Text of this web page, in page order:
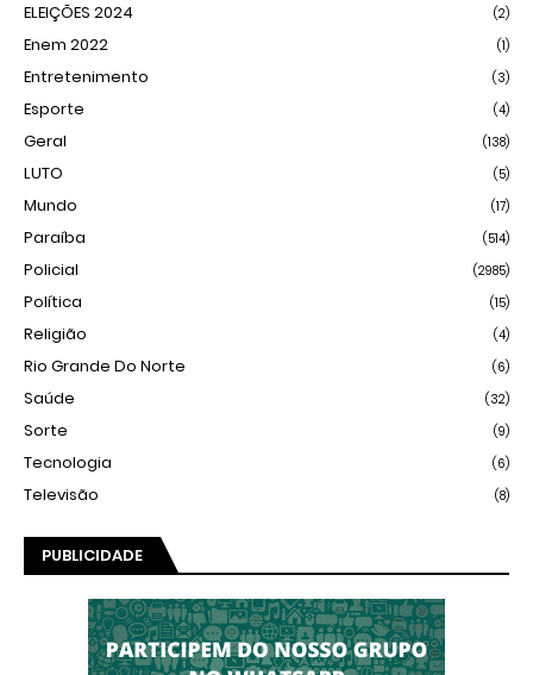
ELEIÇÕES 2024 (2)
Enem 2022 (1)
Entretenimento (3)
Esporte (4)
Geral (138)
LUTO (5)
Mundo (17)
Paraíba (514)
Policial (2985)
Política (15)
Religião (4)
Rio Grande Do Norte (6)
Saúde (32)
Sorte (9)
Tecnologia (6)
Televisão (8)
PUBLICIDADE